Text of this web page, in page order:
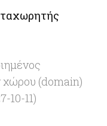
(domain)
10-11)